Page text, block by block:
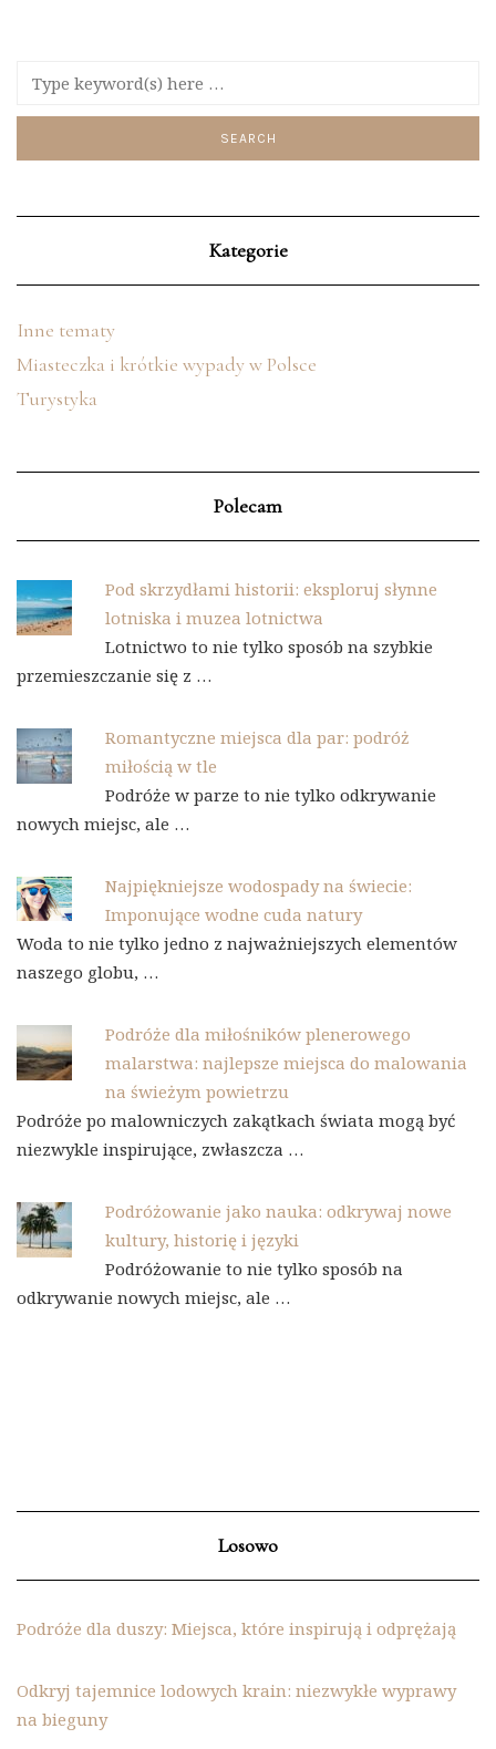
Kategorie
Inne tematy
Miasteczka i krótkie wypady w Polsce
Turystyka
Polecam
Pod skrzydłami historii: eksploruj słynne
lotniska i muzea lotnictwa
Lotnictwo to nie tylko sposób na szybkie
przemieszczanie się z …
Romantyczne miejsca dla par: podróż
miłością w tle
Podróże w parze to nie tylko odkrywanie
nowych miejsc, ale …
Najpiękniejsze wodospady na świecie:
Imponujące wodne cuda natury
Woda to nie tylko jedno z najważniejszych elementów
naszego globu, …
Podróże dla miłośników plenerowego
malarstwa: najlepsze miejsca do malowania
na świeżym powietrzu
Podróże po malowniczych zakątkach świata mogą być
niezwykle inspirujące, zwłaszcza …
Podróżowanie jako nauka: odkrywaj nowe
kultury, historię i języki
Podróżowanie to nie tylko sposób na
odkrywanie nowych miejsc, ale …
Losowo
Podróże dla duszy: Miejsca, które inspirują i odprężają
Odkryj tajemnice lodowych krain: niezwykłe wyprawy
na bieguny